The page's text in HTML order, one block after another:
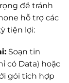
để tránh
hỗ trợ các
tiện lợi:
Soạn tin
có Data) hoặc
gói tích hợp